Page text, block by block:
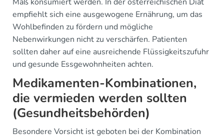
empfiehlt sich eine ausgewogene Ernährung, um das
Wohlbefinden zu fördern und mögliche
Nebenwirkungen nicht zu verschärfen. Patienten
sollten daher auf eine ausreichende Flüssigkeitszufuhr
und gesunde Essgewohnheiten achten.
Medikamenten-Kombinationen,
die vermieden werden sollten
(Gesundheitsbehörden)
Besondere Vorsicht ist geboten bei der Kombination